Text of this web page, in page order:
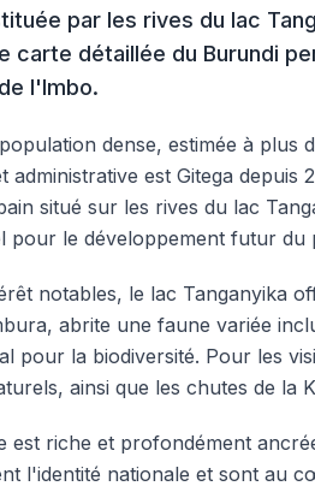
par les rives du lac
carte détaillée du Burundi
l'Imbo.
dense, estimée à
administrative est Gitega
situé sur les rives du lac
pour le développement futur du
notables, le lac Tanganyika
abrite une faune variée
pour la biodiversité. Pour les
ainsi que les chutes de la
est riche et profondément
l'identité nationale et sont au